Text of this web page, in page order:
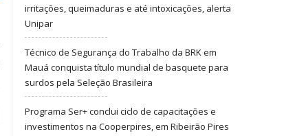
irritações, queimaduras e até intoxicações, alerta
Unipar
Técnico de Segurança do Trabalho da BRK em
Mauá conquista título mundial de basquete para
surdos pela Seleção Brasileira
Programa Ser+ conclui ciclo de capacitações e
investimentos na Cooperpires, em Ribeirão Pires